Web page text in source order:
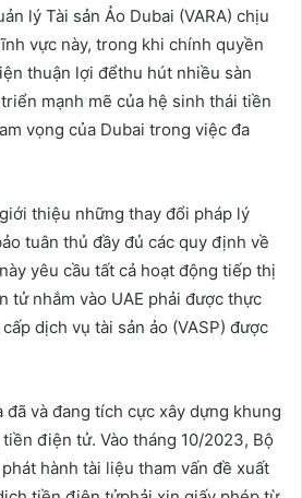
lý Tài sản Ảo Dubai (VARA) chịu
vực này, trong khi chính quyền
thuận lợi đểthu hút nhiều sàn
mạnh mẽ của hệ sinh thái tiền
vọng của Dubai trong việc đa
thiệu những thay đổi pháp lý
tuân thủ đầy đủ các quy định về
yêu cầu tất cả hoạt động tiếp thị
tử nhắm vào UAE phải được thực
dịch vụ tài sản ảo (VASP) được
đã và đang tích cực xây dựng khung
điện tử. Vào tháng 10/2023, Bộ
hành tài liệu tham vấn đề xuất